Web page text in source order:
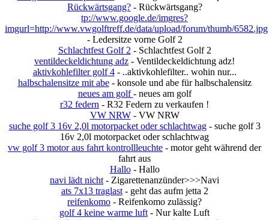
Rückwärtsgang?- Rückwärtsgang?
tp://www.google.de/imgres?
imgurl=http://www.vwgolftreff.de/data/upload/forum/thumb/6582.jpg
- Ledersitze vorne Golf 2
Schlachtfest Golf 2 - Schlachtfest Golf 2
ventildeckeldichtung adz - Ventildeckeldichtung adz!
aktivkohlefilter golf 4- ..aktivkohlefilter.. wohin nur...
halbschalensitze mit abe- konsole und abe für halbschalensitz
neues am golf- neues am golf
r32 federn - R32 Federn zu verkaufen !
VW NRW- VW NRW
suche golf 3 16v 2,0l motorpacket oder schlachtwag- suche golf 3
16v 2,0l motorpacket oder schlachtwag
vw golf 3 motor aus fahrt kontrollleuchte - motor geht während der
fahrt aus
Hallo- Hallo
navi lädt nicht - Zigarettenanzünder>>>Navi
ats 7x13 traglast- geht das aufm jetta 2
reifenkomo - Reifenkomo zulässig?
golf 4 keine warme luft - Nur kalte Luft